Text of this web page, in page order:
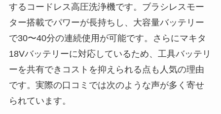
するコードレス高圧洗浄機です。ブラシレスモー
ター搭載でパワーが長持ちし、大容量バッテリー
で30〜40分の連続使用が可能です。さらにマキタ
18Vバッテリーに対応しているため、工具バッテリ
ーを共有できコストを抑えられる点も人気の理由
です。実際の口コミでは次のような声が多く寄せ
られています。